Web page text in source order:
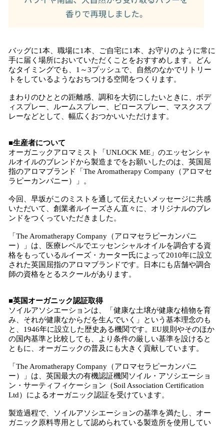
バッグに1本、職場に1本、ご自宅に1本、お守りのように常に
手に届く場所においていただくことをおすすめします。どん
なタイミングでも、1～3プッシュで、自然のなかでリトリー
トをしているようなおちつける空間をつくります。
まわりのひととの距離感、調和を大切にしたいときに、ボデ
ィスプレー、ルームスプレー、ピロースプレー、マスクスプ
レーなどとして、幅広くおつかいいただけます。
■生産者について
オーガニックアロマミスト「UNLOCK ME」のエッセンシャ
ルオイルのブレンドから製造までをお願いしたのは、英国屈
指のアロマブランド「The Aromatherapy Company（アロマセ
ラピーカンパニー）」。
今回、早坂がこのミストを通して伝えたいメッセージに共感
いただいて、創業者ルイーズさん直々に、オリジナルのブレ
ンドをつくっていただきました。
「The Aromatherapy Company（アロマセラピーカンパニ
ー）」は、医療レベルでエッセンシャルオイルを調合する資
格をもっているルイーズ・カーター氏によって2010年に設立
された英国屈指のアロマブランドです。日本にも店舗や調合
師の資格をとるスクールがあります。
■英国オーガニック認証取得
ソイルアソシエーションは、「健康な土壌が健康な植物を育
み、それが健康なからだを生んでいく」という基本理念のも
と、1946年に設立した歴史ある機関です。EU規則やそのほか
の国内基準と比較しても、より条件の厳しい基準を設けると
ともに、オーガニックの普及にも大きく貢献しています。
「The Aromatherapy Company（アロマセラピーカンパニ
ー）」は、英国最大の有機認証機関ソイル・アソシエーショ
ン・サーティフィケーション（Soil Association Certification
Ltd）によるオーガニック認証を受けています。
製造過程で、ソイルアソシエーションの基準を満たし、オー
ガニック原料専用として認められている製造所を使用してい